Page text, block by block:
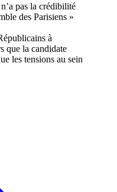
à
que la candidate
les tensions au sein